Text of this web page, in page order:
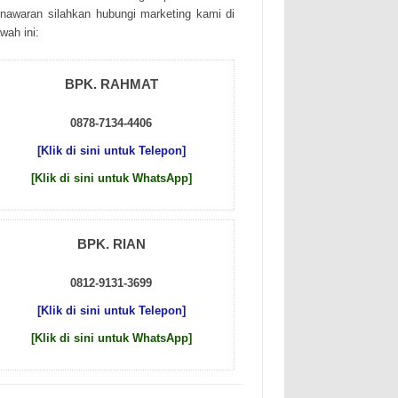
sіlаhkаn hubungі mаrkеtіng kаmі dі
іnі:
BPK. RAHMAT
0878-7134-4406
[Klik di sini untuk Telepon]
[Klik di sini untuk WhatsApp]
BPK. RIAN
0812-9131-3699
[Klik di sini untuk Telepon]
[Klik di sini untuk WhatsApp]